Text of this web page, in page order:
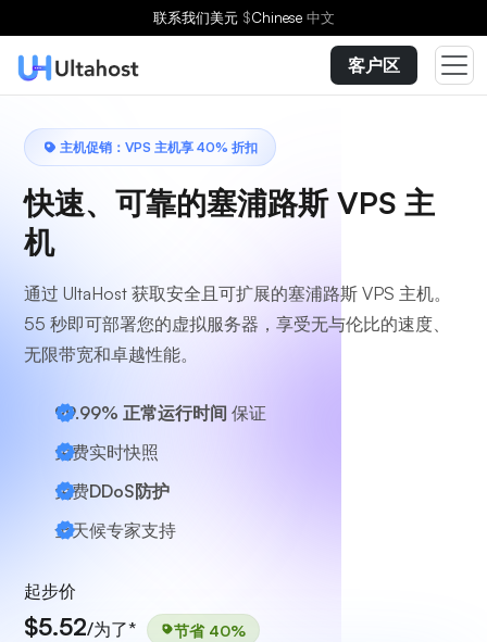
联系我们美元 $Chinese 中文
客户区
主机促销：VPS 主机享 40% 折扣
快速、可靠的塞浦路斯 VPS 主
机
通过 UltaHost 获取安全且可扩展的塞浦路斯 VPS 主机。
55 秒即可部署您的虚拟服务器，享受无与伦比的速度、
无限带宽和卓越性能。
99.99% 正常运行时间 保证
免费实时快照
免费DDoS防护
全天候专家支持
起步价
$5.52/为了* 节省 40%